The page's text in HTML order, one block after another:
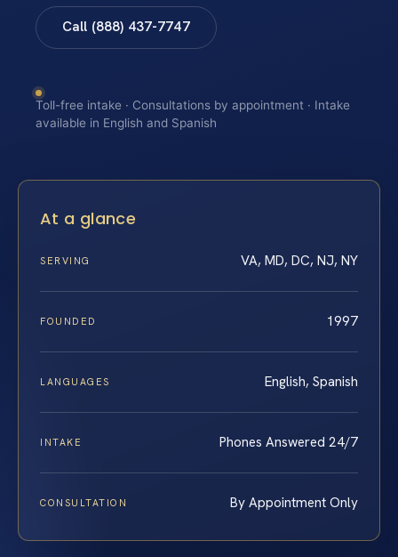
Call (888) 437-7747
Toll-free intake · Consultations by appointment · Intake
available in English and Spanish
At a glance
SERVING VA, MD, DC, NJ, NY
FOUNDED 1997
LANGUAGES English, Spanish
INTAKE Phones Answered 24/7
CONSULTATION By Appointment Only